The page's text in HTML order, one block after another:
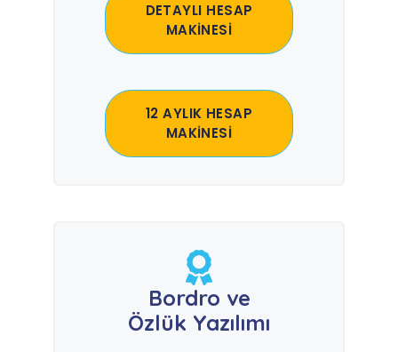
DETAYLI HESAP
MAKİNESİ
12 AYLIK HESAP
MAKİNESİ
Bordro ve
Özlük Yazılımı